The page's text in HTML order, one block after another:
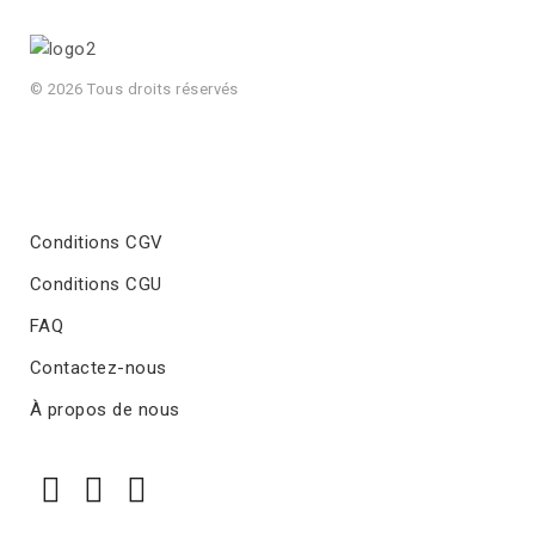
© 2026 Tous droits réservés
Conditions CGV
Conditions CGU
FAQ
Contactez-nous
À propos de nous